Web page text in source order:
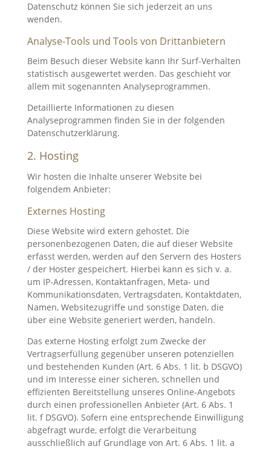
Datenschutz können Sie sich jederzeit an uns
wenden.
Analyse-Tools und Tools von Dritt­anbietern
Beim Besuch dieser Website kann Ihr Surf-Verhalten
statistisch ausgewertet werden. Das geschieht vor
allem mit sogenannten Analyseprogrammen.
Detaillierte Informationen zu diesen
Analyseprogrammen finden Sie in der folgenden
Datenschutzerklärung.
2. Hosting
Wir hosten die Inhalte unserer Website bei
folgendem Anbieter:
Externes Hosting
Diese Website wird extern gehostet. Die
personenbezogenen Daten, die auf dieser Website
erfasst werden, werden auf den Servern des Hosters
/ der Hoster gespeichert. Hierbei kann es sich v. a.
um IP-Adressen, Kontaktanfragen, Meta- und
Kommunikationsdaten, Vertragsdaten, Kontaktdaten,
Namen, Websitezugriffe und sonstige Daten, die
über eine Website generiert werden, handeln.
Das externe Hosting erfolgt zum Zwecke der
Vertragserfüllung gegenüber unseren potenziellen
und bestehenden Kunden (Art. 6 Abs. 1 lit. b DSGVO)
und im Interesse einer sicheren, schnellen und
effizienten Bereitstellung unseres Online-Angebots
durch einen professionellen Anbieter (Art. 6 Abs. 1
lit. f DSGVO). Sofern eine entsprechende Einwilligung
abgefragt wurde, erfolgt die Verarbeitung
ausschließlich auf Grundlage von Art. 6 Abs. 1 lit. a